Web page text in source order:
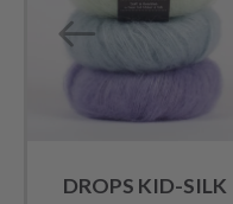
DROPS KID-SILK